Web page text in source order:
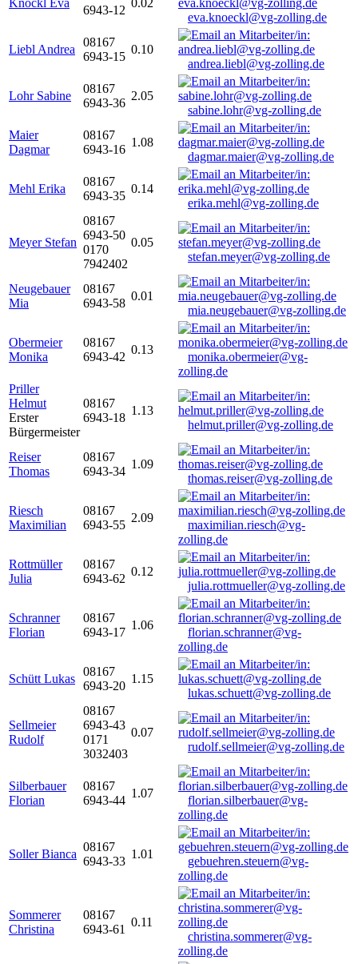
Knöckl Eva
6943-12
0.02
eva.knoeckl@vg-zolling.de
Liebl Andrea
08167
6943-15
0.10
andrea.liebl@vg-zolling.de
Lohr Sabine
08167
6943-36
2.05
sabine.lohr@vg-zolling.de
Maier
Dagmar
08167
6943-16
1.08
dagmar.maier@vg-zolling.de
Mehl Erika
08167
6943-35
0.14
erika.mehl@vg-zolling.de
Meyer Stefan
08167
6943-50
0170
7942402
0.05
stefan.meyer@vg-zolling.de
Neugebauer
Mia
08167
6943-58
0.01
mia.neugebauer@vg-zolling.de
Obermeier
Monika
08167
6943-42
0.13
monika.obermeier@vg-
zolling.de
Priller
Helmut
Erster
Bürgermeister
08167
6943-18
1.13
helmut.priller@vg-zolling.de
Reiser
Thomas
08167
6943-34
1.09
thomas.reiser@vg-zolling.de
Riesch
Maximilian
08167
6943-55
2.09
maximilian.riesch@vg-
zolling.de
Rottmüller
Julia
08167
6943-62
0.12
julia.rottmueller@vg-zolling.de
Schranner
Florian
08167
6943-17
1.06
florian.schranner@vg-
zolling.de
Schütt Lukas
08167
6943-20
1.15
lukas.schuett@vg-zolling.de
Sellmeier
Rudolf
08167
6943-43
0171
3032403
0.07
rudolf.sellmeier@vg-zolling.de
Silberbauer
Florian
08167
6943-44
1.07
florian.silberbauer@vg-
zolling.de
Soller Bianca
08167
6943-33
1.01
gebuehren.steuern@vg-
zolling.de
Sommerer
Christina
08167
6943-61
0.11
christina.sommerer@vg-
zolling.de